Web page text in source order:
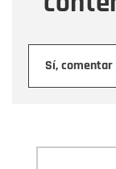
Sí,